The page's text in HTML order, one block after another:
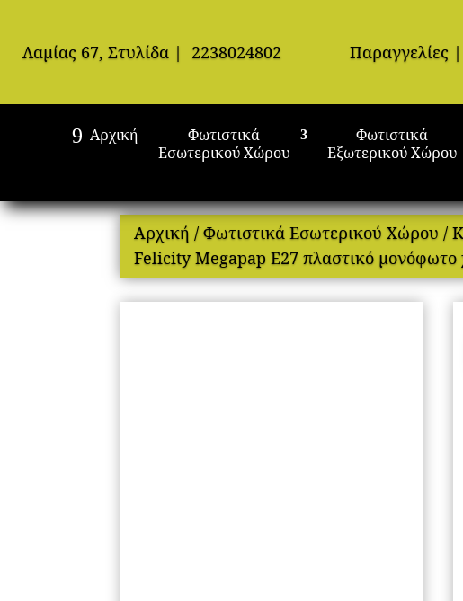
Λαμίας 67, Στυλίδα | 2238024802 Παραγγελίες
Αρχική
Φωτιστικά
Εσωτερικού Χώρου
Φωτιστικά
Εξωτερικού Χώρου
Αρχική /Φωτιστικά Εσωτερικού Χώρου /
Felicity Megapap E27 πλαστικό